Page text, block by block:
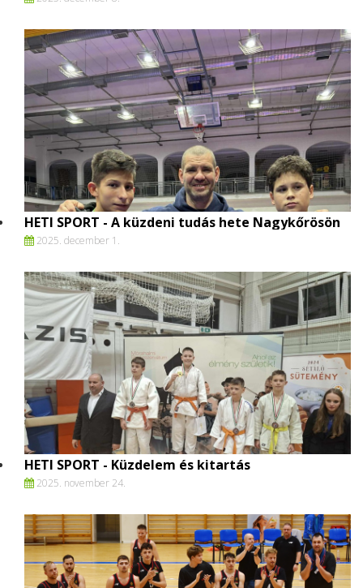
HETI SPORT - A küzdeni tudás hete Nagykőrösön
2025. december 1.
HETI SPORT - Küzdelem és kitartás
2025. november 24.